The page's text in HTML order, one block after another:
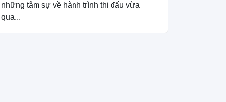
những tâm sự về hành trình thi đấu vừa
qua...